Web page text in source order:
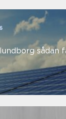
får du mest